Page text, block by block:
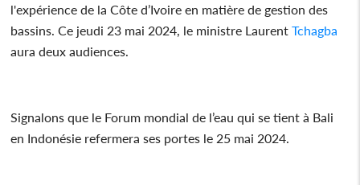
l'expérience de la Côte d’Ivoire en matière de gestion des
bassins. Ce jeudi 23 mai 2024, le ministre Laurent Tchagba
aura deux audiences.
Signalons que le Forum mondial de l’eau qui se tient à Bali
en Indonésie refermera ses portes le 25 mai 2024.